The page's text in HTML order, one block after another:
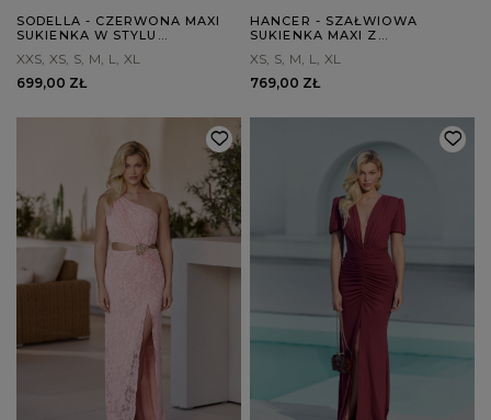
SODELLA - CZERWONA MAXI
SUKIENKA W STYLU
XXS XS S M L XL
699,00 ZŁ
HANCER - SZAŁWIOWA
SUKIENKA MAXI Z
XS S M L XL
769,00 ZŁ